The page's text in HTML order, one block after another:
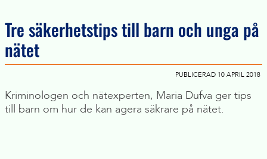
Tre säkerhetstips till barn och unga på
nätet
PUBLICERAD 10 APRIL 2018
Kriminologen och nätexperten, Maria Dufva ger tips
till barn om hur de kan agera säkrare på nätet.